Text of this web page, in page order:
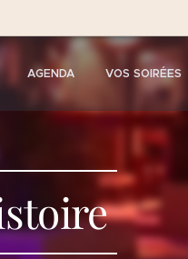
AGENDA VOS SOIRÉES